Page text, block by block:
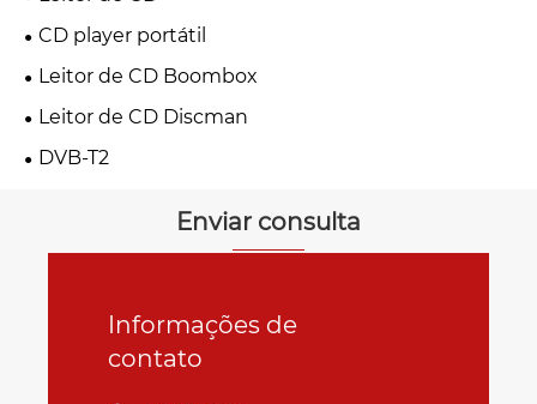
CD player portátil
Leitor de CD Boombox
Leitor de CD Discman
DVB-T2
Enviar consulta
Informações de
contato